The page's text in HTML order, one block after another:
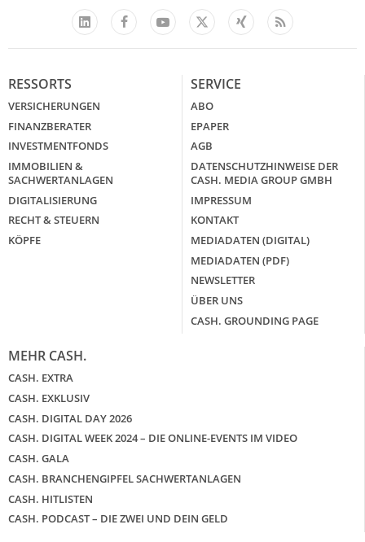
LinkedIn
FacebookYouTube
X
Xing Feed
RESSORTS
VERSICHERUNGEN
FINANZBERATER
INVESTMENTFONDS
IMMOBILIEN &
SACHWERTANLAGEN
DIGITALISIERUNG
RECHT & STEUERN
KÖPFE
SERVICE
ABO
EPAPER
AGB
DATENSCHUTZHINWEISE DER
CASH. MEDIA GROUP GMBH
IMPRESSUM
KONTAKT
MEDIADATEN (DIGITAL)
MEDIADATEN (PDF)
NEWSLETTER
ÜBER UNS
CASH. GROUNDING PAGE
MEHR CASH.
CASH. EXTRA
CASH. EXKLUSIV
CASH. DIGITAL DAY 2026
CASH. DIGITAL WEEK 2024 – DIE ONLINE-EVENTS IM VIDEO
CASH. GALA
CASH. BRANCHENGIPFEL SACHWERTANLAGEN
CASH. HITLISTEN
CASH. PODCAST – DIE ZWEI UND DEIN GELD